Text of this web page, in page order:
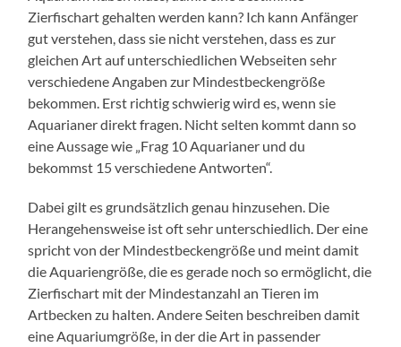
Zierfischart gehalten werden kann? Ich kann Anfänger
gut verstehen, dass sie nicht verstehen, dass es zur
gleichen Art auf unterschiedlichen Webseiten sehr
verschiedene Angaben zur Mindestbeckengröße
bekommen. Erst richtig schwierig wird es, wenn sie
Aquarianer direkt fragen. Nicht selten kommt dann so
eine Aussage wie „Frag 10 Aquarianer und du
bekommst 15 verschiedene Antworten“.
Dabei gilt es grundsätzlich genau hinzusehen. Die
Herangehensweise ist oft sehr unterschiedlich. Der eine
spricht von der Mindestbeckengröße und meint damit
die Aquariengröße, die es gerade noch so ermöglicht, die
Zierfischart mit der Mindestanzahl an Tieren im
Artbecken zu halten. Andere Seiten beschreiben damit
eine Aquariumgröße, in der die Art in passender